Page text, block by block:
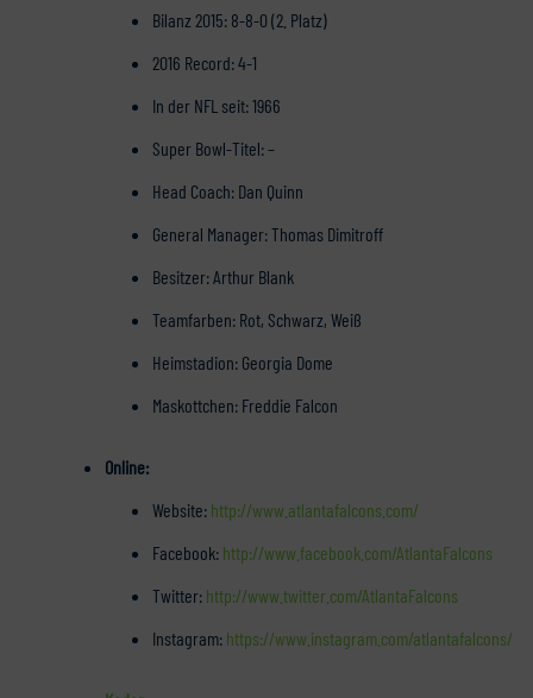
Bilanz 2015: 8-8-0 (2. Platz)
2016 Record: 4-1
In der NFL seit: 1966
Super Bowl-Titel: –
Head Coach: Dan Quinn
General Manager: Thomas Dimitroff
Besitzer: Arthur Blank
Teamfarben: Rot, Schwarz, Weiß
Heimstadion: Georgia Dome
Maskottchen: Freddie Falcon
Online:
Website: http://www.atlantafalcons.com/
Facebook: http://www.facebook.com/AtlantaFalcons
Twitter: http://www.twitter.com/AtlantaFalcons
Instagram: https://www.instagram.com/atlantafalcons/